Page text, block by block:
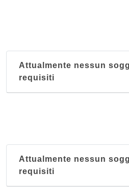
Attualmente nessun
requisiti
Attualmente nessun
requisiti